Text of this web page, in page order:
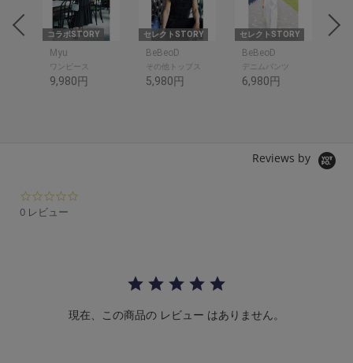
コラボSTORY
Myu
ワンピース
9,980円
セレクトSTORY
BeBeoD
その他トップス
5,980円
セレクトSTORY
BeBeoD
デニムパンツ
6,980円
Reviews by
i
0 レビュー
現在、この商品の レビュー はありません。